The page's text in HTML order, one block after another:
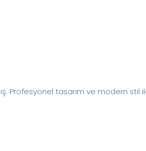
Profesyonel tasarım ve modern stil